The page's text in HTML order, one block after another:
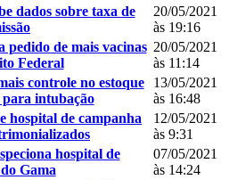
dados sobre taxa de
20/05/2021
às 19:16
de mais vacinas
Federal
20/05/2021
às 11:14
controle no estoque
para intubação
13/05/2021
às 16:48
hospital de campanha
12/05/2021
às 9:31
hospital de
Gama
07/05/2021
às 14:24